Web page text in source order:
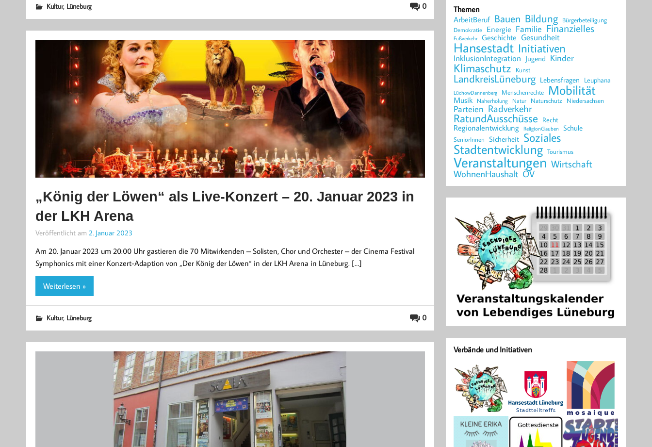
0
Kultur, Lüneburg
„König der Löwen“ als Live-Konzert – 20. Januar 2023 in
der LKH Arena
Veröffentlicht am 2. Januar 2023
Am 20. Januar 2023 um 20:00 Uhr gastieren die 70 Mitwirkenden – Solisten, Chor und Orchester – der Cinema Festival
Symphonics mit einer Konzert-Adaption von „Der König der Löwen“ in der LKH Arena in Lüneburg. […]
Weiterlesen »
0
Kultur, Lüneburg
Themen
ArbeitBeruf Bauen Bildung Bürgerbeteiligung
Demokratie Energie Familie Finanzielles
Fußverkehr Geschichte Gesundheit
Hansestadt Initiativen
InklusionIntegration Jugend Kinder
Klimaschutz Kunst
LandkreisLüneburg Lebensfragen Leuphana
LüchowDannenberg Menschenrechte Mobilität
Musik Naherholung Natur Naturschutz Niedersachsen
Parteien Radverkehr
RatundAusschüsse Recht
Regionalentwicklung ReligionGlauben Schule
SeniorInnen Sicherheit Soziales
Stadtentwicklung Tourismus
Veranstaltungen Wirtschaft
WohnenHaushalt ÖV
Verbände und Initiativen